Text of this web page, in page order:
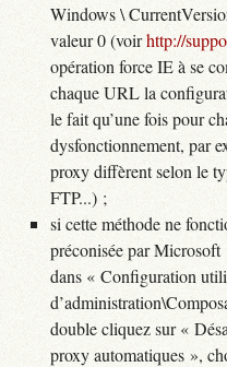
Windows \
valeur 0 (voirhttp://
opération force IE à se
chaque URL la
le fait qu’une fois pour
dysfonctionnement, par
proxy diffèrent selon le
FTP...) ;
si cette méthode ne
préconisée par
dans « Configuration
double cliquez sur «
proxy automatiques »,